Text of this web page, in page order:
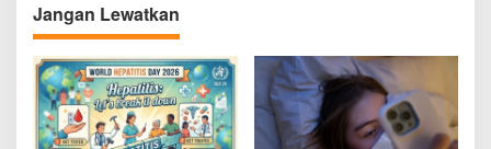
i
g
a
t
Jangan Lewatkan